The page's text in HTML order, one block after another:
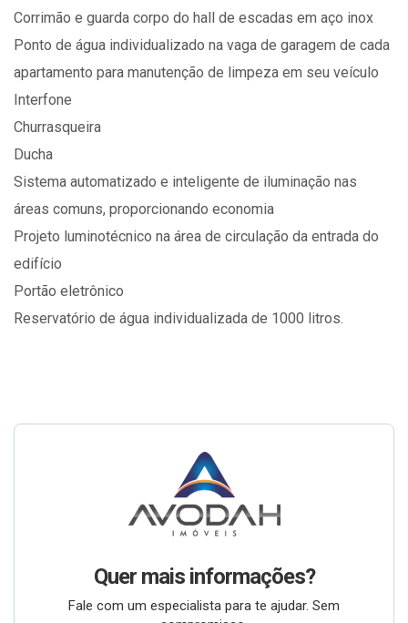
Corrimão e guarda corpo do hall de escadas em aço inox
Ponto de água individualizado na vaga de garagem de cada
apartamento para manutenção de limpeza em seu veículo
Interfone
Churrasqueira
Ducha
Sistema automatizado e inteligente de iluminação nas
áreas comuns, proporcionando economia
Projeto luminotécnico na área de circulação da entrada do
edifício
Portão eletrônico
Reservatório de água individualizada de 1000 litros.
Quer mais informações?
Fale com um especialista para te ajudar. Sem